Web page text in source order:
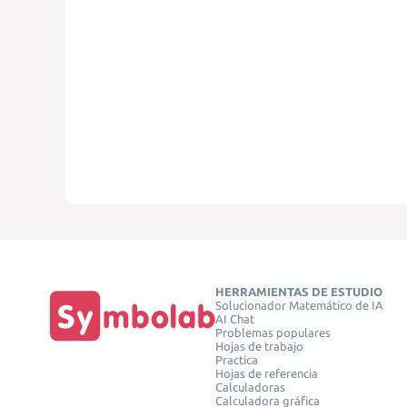
HERRAMIENTAS DE ESTUDIO
Solucionador Matemático de IA
AI Chat
Problemas populares
Hojas de trabajo
Practica
Hojas de referencia
Calculadoras
Calculadora gráfica